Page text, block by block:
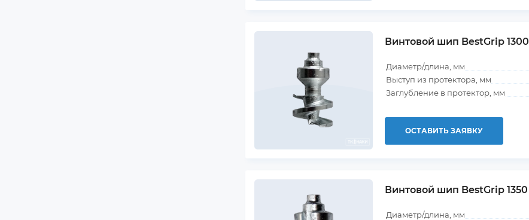
Винтовой шип BestGrip 1300
Диаметр/длина, мм
Выступ из протектора, мм
Заглубление в протектор, мм
ОСТАВИТЬ ЗАЯВКУ
Винтовой шип BestGrip 1350
Диаметр/длина, мм